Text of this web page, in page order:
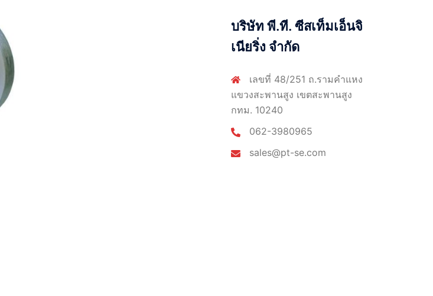
บริษัท พี.ที. ซีสเท็มเอ็นจิ
เนียริ่ง จำกัด
เลขที่ 48/251 ถ.รามคำแหง
แขวงสะพานสูง เขตสะพานสูง
กทม. 10240
062-3980965
sales@pt-se.com